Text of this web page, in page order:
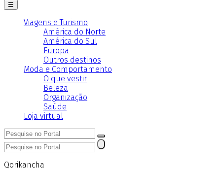
☰
Viagens e Turismo
América do Norte
América do Sul
Europa
Outros destinos
Moda e Comportamento
O que vestir
Beleza
Organização
Saúde
Loja virtual
Qorikancha